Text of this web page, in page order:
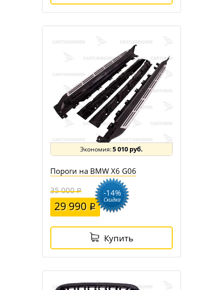
5 010 руб.
Пороги на BMW X6 G06
35 000
29 990
-14%
Скидка
Купить